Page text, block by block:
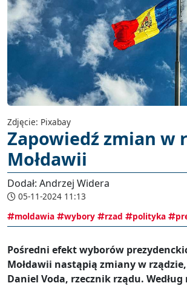
Zdjęcie: Pixabay
Zapowiedź zmian w
Mołdawii
Dodał: Andrzej Widera
05-11-2024 11:13
moldawia
wybory rzad polityka
Pośredni efekt wyborów
Mołdawii nastąpią zmiany w rządzie,
Daniel Voda, rzecznik rządu.